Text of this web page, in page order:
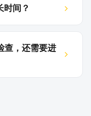
时间？
查，还需要进